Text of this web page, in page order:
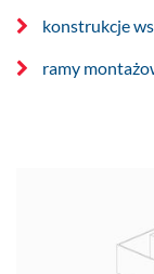
konstrukcje
ramy